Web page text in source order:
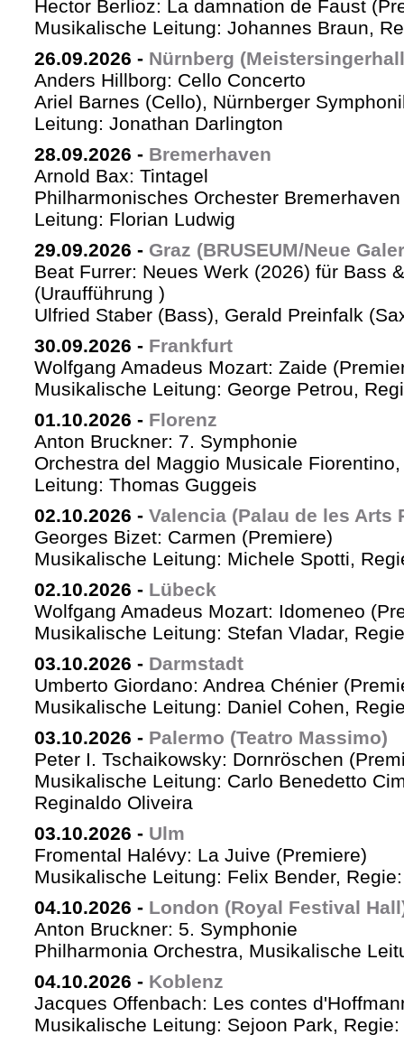
Hector Berlioz: La damnation de Faust
Musikalische Leitung: Johannes Braun,
26.09.2026 - Nürnberg
Anders Hillborg: Cello Concerto
Ariel Barnes (Cello), Nürnberger
Leitung: Jonathan Darlington
28.09.2026 - Bremerhaven
Arnold Bax: Tintagel
Philharmonisches Orchester
Leitung: Florian Ludwig
29.09.2026 - Graz (BRUSEUM/Neue
Beat Furrer: Neues Werk (2026) für Bass
(Uraufführung )
Ulfried Staber (Bass), Gerald Preinfalk
30.09.2026 - Frankfurt
Wolfgang Amadeus Mozart: Zaide
Musikalische Leitung: George Petrou,
01.10.2026 - Florenz
Anton Bruckner: 7. Symphonie
Orchestra del Maggio Musicale
Leitung: Thomas Guggeis
02.10.2026 - Valencia (Palau de les Arts
Georges Bizet: Carmen (Premiere)
Musikalische Leitung: Michele Spotti,
02.10.2026 - Lübeck
Wolfgang Amadeus Mozart: Idomeneo
Musikalische Leitung: Stefan Vladar,
03.10.2026 - Darmstadt
Umberto Giordano: Andrea Chénier
Musikalische Leitung: Daniel Cohen,
03.10.2026 - Palermo (Teatro Massimo)
Peter I. Tschaikowsky: Dornröschen
Musikalische Leitung: Carlo Benedetto
Reginaldo Oliveira
03.10.2026 - Ulm
Fromental Halévy: La Juive (Premiere)
Musikalische Leitung: Felix Bender,
04.10.2026 - London (Royal Festival
Anton Bruckner: 5. Symphonie
Philharmonia Orchestra, Musikalische
04.10.2026 - Koblenz
Jacques Offenbach: Les contes
Musikalische Leitung: Sejoon Park,